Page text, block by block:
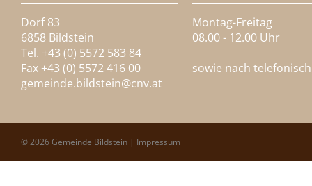
Dorf 83
6858 Bildstein
Tel. +43 (0) 5572 583 84
Fax +43 (0) 5572 416 00
gemeinde.bildstein@cnv.at
Montag-Freitag
08.00 - 12.00 Uhr
sowie nach
© 2026 Gemeinde Bildstein | Impressum